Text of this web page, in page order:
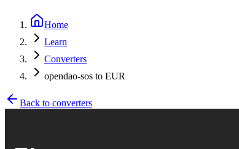
Home
Learn
Converters
opendao-sos to EUR
Back to converters